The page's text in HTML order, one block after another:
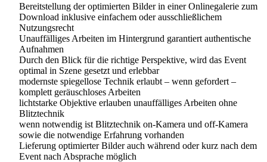
Bereitstellung der optimierten Bilder in einer Onlinegalerie zum
Download inklusive einfachem oder ausschließlichem
Nutzungsrecht
Unauffälliges Arbeiten im Hintergrund garantiert authentische
Aufnahmen
Durch den Blick für die richtige Perspektive, wird das Event
optimal in Szene gesetzt und erlebbar
modernste spiegellose Technik erlaubt – wenn gefordert –
komplett geräuschloses Arbeiten
lichtstarke Objektive erlauben unauffälliges Arbeiten ohne
Blitztechnik
wenn notwendig ist Blitztechnik on-Kamera und off-Kamera
sowie die notwendige Erfahrung vorhanden
Lieferung optimierter Bilder auch während oder kurz nach dem
Event nach Absprache möglich